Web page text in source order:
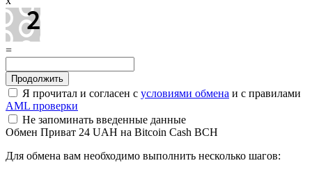
=
Я прочитал и согласен с условиями обмена и с правилами
AML проверки
Не запоминать введенные данные
Обмен Приват 24 UAH на Bitcoin Cash BCH
Для обмена вам необходимо выполнить несколько шагов: